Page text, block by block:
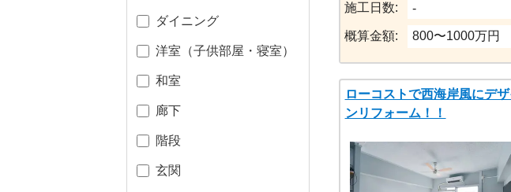
ダイニング
洋室（子供部屋・寝室）
和室
廊下
階段
玄関
い。
施工日数: -
概算金額: 800〜1000万円
ローコストで西海岸風にデザ
ンリフォーム！！